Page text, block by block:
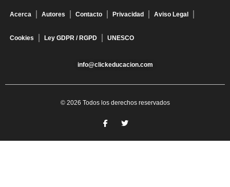
Acerca Autores Contacto Privacidad Aviso Legal
Cookies Ley GDPR / RGPD UNESCO
info@clickeducacion.com
© 2026 Todos los derechos reservados